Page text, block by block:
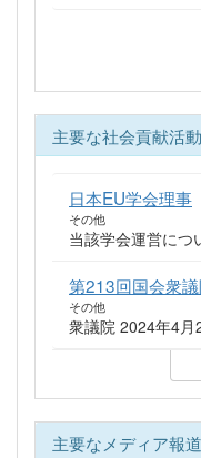
主要な社会貢献活動
日本EU学会理事
その他
当該学会運営に
第213回国会衆
その他
衆議院 2024年4月
主要なメディア報道